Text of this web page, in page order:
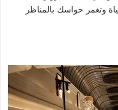
وتغمر حواسك بالمناظر